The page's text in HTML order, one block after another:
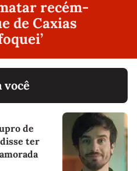
recém-
de Caxias
você
de
ter